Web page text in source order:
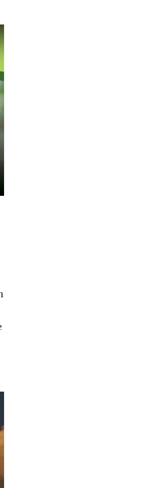
de Desarrollo Sostenible